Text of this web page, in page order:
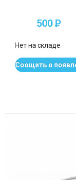
500P
Нет на складе
Соощить о